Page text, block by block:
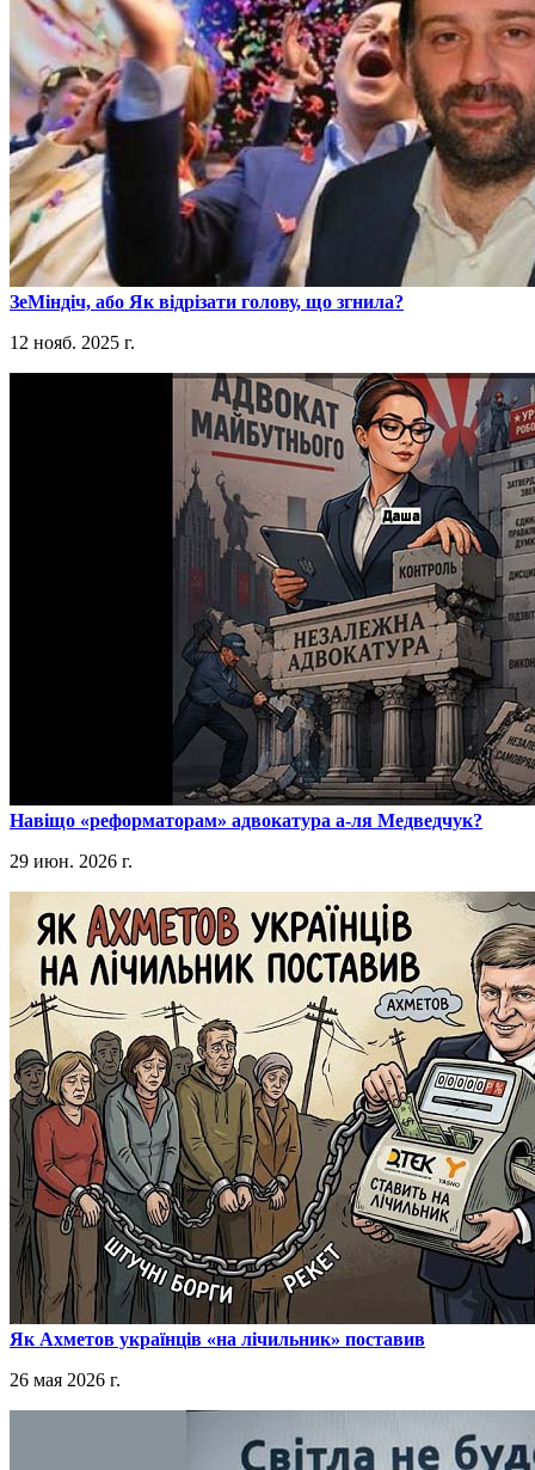
​ЗеМіндіч, або Як відрізати голову, що згнила?
12 нояб. 2025 г.
​Навіщо «реформаторам» адвокатура а-ля Медведчук?
29 июн. 2026 г.
​Як Ахметов українців «на лічильник» поставив
26 мая 2026 г.